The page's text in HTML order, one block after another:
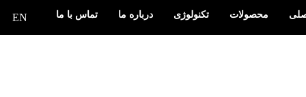
محصولات تکنولوژی درباره ما تماس با ما EN